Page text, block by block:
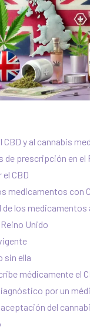
CBD y al cannabis
de prescripción en el
CBD
medicamentos con
los medicamentos
Unido
sin ella
médicamente el
por un
del